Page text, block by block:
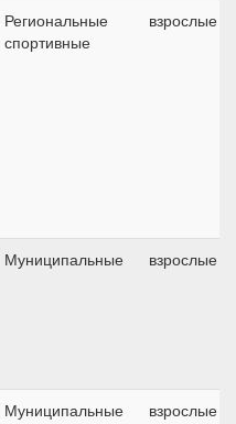
Региональные
спортивные
взрослые
Муниципальные взрослые
Муниципальные взрослые